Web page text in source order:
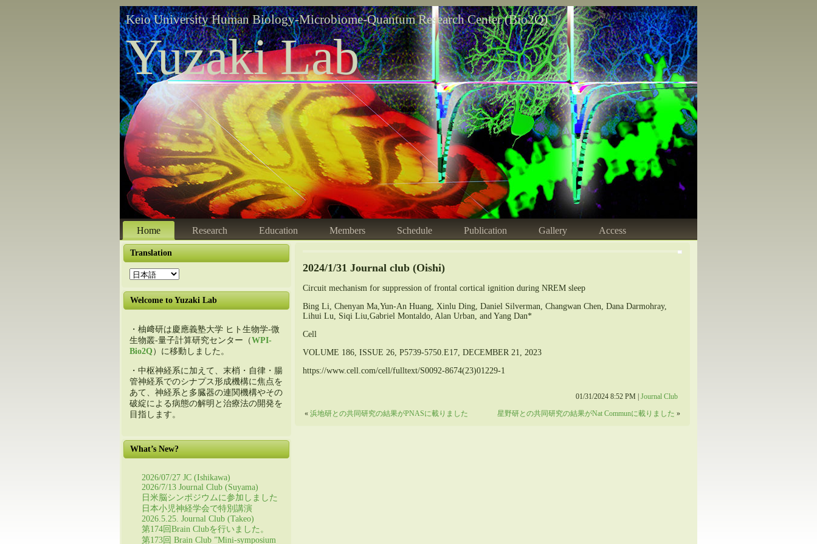
Keio University Human Biology-Microbiome-Quantum Research Center (Bio2Q)
Yuzaki Lab
Home Research Education Members Schedule Publication Gallery Access
Translation
Welcome to Yuzaki Lab
・柚﨑研は慶應義塾大学 ヒト生物学-微
生物叢-量子計算研究センター（WPI-
Bio2Q）に移動しました。
・中枢神経系に加えて、末梢・自律・腸
管神経系でのシナプス形成機構に焦点を
あて、神経系と多臓器の連関機構やその
破綻による病態の解明と治療法の開発を
目指します。
What’s New?
2026/07/27 JC (Ishikawa)
2026/7/13 Journal Club (Suyama)
日米脳シンポジウムに参加しました
日本小児神経学会で特別講演
2026.5.25. Journal Club (Takeo)
第174回Brain Clubを行いました。
第173回 Brain Club ”Mini-symposium
2024/1/31 Journal club (Oishi)
Circuit mechanism for suppression of frontal cortical ignition during NREM sleep
Bing Li, Chenyan Ma,Yun-An Huang, Xinlu Ding, Daniel Silverman, Changwan Chen, Dana Darmohray,
Lihui Lu, Siqi Liu,Gabriel Montaldo, Alan Urban, and Yang Dan*
Cell
VOLUME 186, ISSUE 26, P5739-5750.E17, DECEMBER 21, 2023
https://www.cell.com/cell/fulltext/S0092-8674(23)01229-1
01/31/2024 8:52 PM |Journal Club
« 浜地研との共同研究の結果がPNASに載りました 星野研との共同研究の結果がNat Communに載りました »